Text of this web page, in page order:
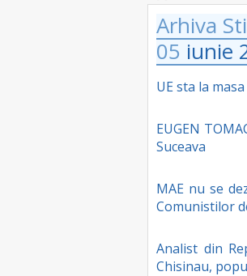
Arhiva
05 iunie
UE sta la
EUGEN
Suceava
MAE nu se
Comunistilor
Analist din
Chisinau,